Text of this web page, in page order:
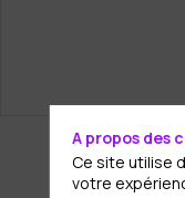
A propos des
Ce site utilise
votre